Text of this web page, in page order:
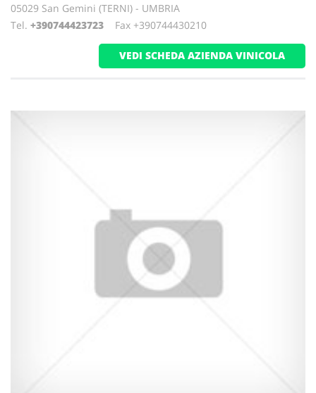
05029 San Gemini (TERNI) - UMBRIA
Tel. +390744423723 Fax +390744430210
VEDI SCHEDA AZIENDA VINICOLA